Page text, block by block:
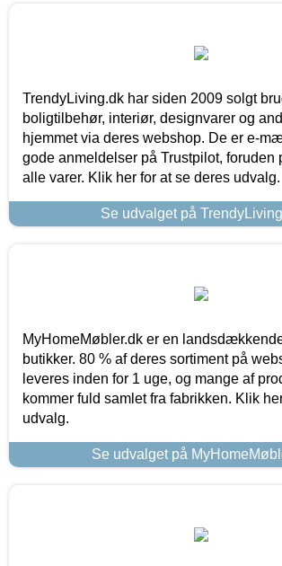
TrendyLiving.dk har siden 2009 solgt
boligtilbehør, interiør, designvarer og
hjemmet via deres webshop. De er e-
gode anmeldelser på Trustpilot, foruden
alle varer. Klik her for at se deres udvalg.
Se udvalget på
MyHomeMøbler.dk er en
butikker. 80 % af deres sortiment på
leveres inden for 1 uge, og mange af
kommer fuld samlet fra fabrikken. Klik
udvalg.
Se udvalget på